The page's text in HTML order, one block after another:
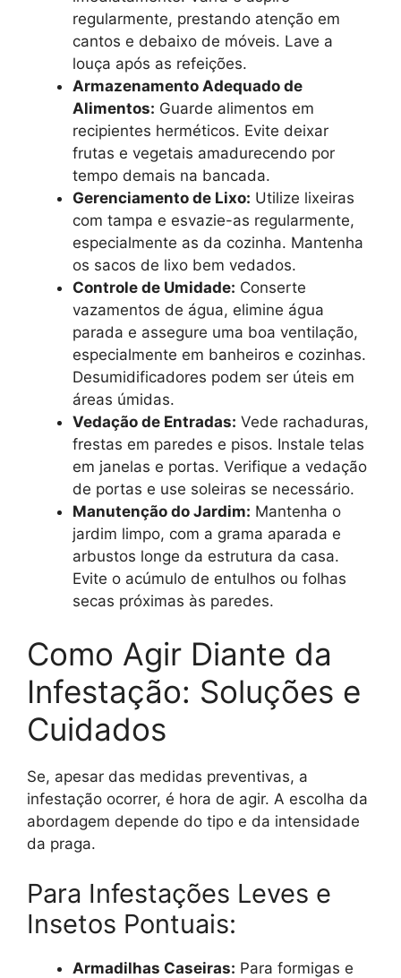
regularmente, prestando atenção em
cantos e debaixo de móveis. Lave a
louça após as refeições.
Armazenamento Adequado de
Alimentos: Guarde alimentos em
recipientes herméticos. Evite deixar
frutas e vegetais amadurecendo por
tempo demais na bancada.
Gerenciamento de Lixo: Utilize lixeiras
com tampa e esvazie-as regularmente,
especialmente as da cozinha. Mantenha
os sacos de lixo bem vedados.
Controle de Umidade: Conserte
vazamentos de água, elimine água
parada e assegure uma boa ventilação,
especialmente em banheiros e cozinhas.
Desumidificadores podem ser úteis em
áreas úmidas.
Vedação de Entradas: Vede rachaduras,
frestas em paredes e pisos. Instale telas
em janelas e portas. Verifique a vedação
de portas e use soleiras se necessário.
Manutenção do Jardim: Mantenha o
jardim limpo, com a grama aparada e
arbustos longe da estrutura da casa.
Evite o acúmulo de entulhos ou folhas
secas próximas às paredes.
Como Agir Diante da
Infestação: Soluções e
Cuidados
Se, apesar das medidas preventivas, a
infestação ocorrer, é hora de agir. A escolha da
abordagem depende do tipo e da intensidade
da praga.
Para Infestações Leves e
Insetos Pontuais:
Armadilhas Caseiras: Para formigas e